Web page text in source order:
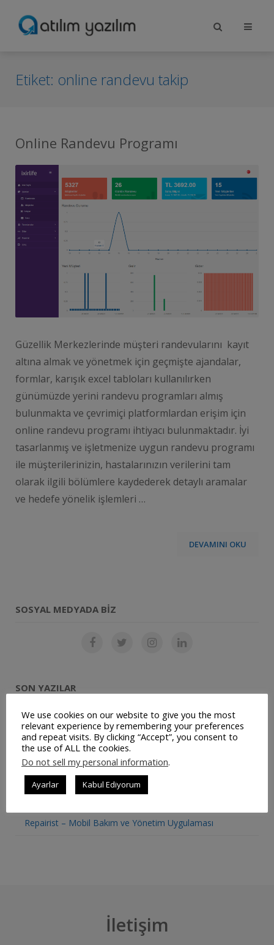
Etiket: online randevu takip
Online Randevu Programı
Güzellik Merkezlerinde müşteri randevularını kayıt
altına almak ve yönetmek için geçmişte ajandalar,
formlar, karışık excel tabloları kullanılırken
günümüzde yerini randevu programları almış
bulunmakta ve çevrimiçi platformlardan erişim için
online randevu programı ihtiyacı bulunmaktadır. İyi
tasarlanmış ve işletmenize uygun randevu programı
ile müşterilerinizin, hastalarınızın verilerini tam
olarak ilgili bölümlere kaydederek detaylı aramalar
ve hedefe yönelik işlemleri …
DEVAMINI OKU
SOSYAL MEDYADA BIZ
SON YAZILAR
Restoran Otomasyon Sistemi
Müşteri Panelimiz Yayınlanmıştır
Ticari Bilgilerimiz Değişmiştir
JetSu – Mobil Su Sipariş Uygulaması
Repairist – Mobil Bakım ve Yönetim Uygulaması
İletişim
We use cookies on our website to give you the most
relevant experience by remembering your preferences
and repeat visits. By clicking “Accept”, you consent to
the use of ALL the cookies.
Do not sell my personal information.
Ayarlar Kabul Ediyorum